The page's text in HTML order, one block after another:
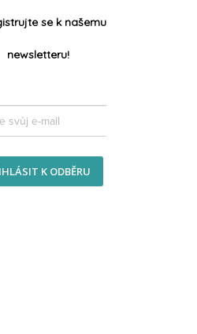
se k našemu
newsletteru!
K ODBĚRU